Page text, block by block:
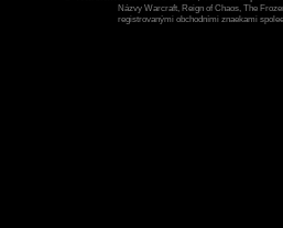
Názvy Warcraft, Reign of Chaos, The
registrovanými obchodními znaekami